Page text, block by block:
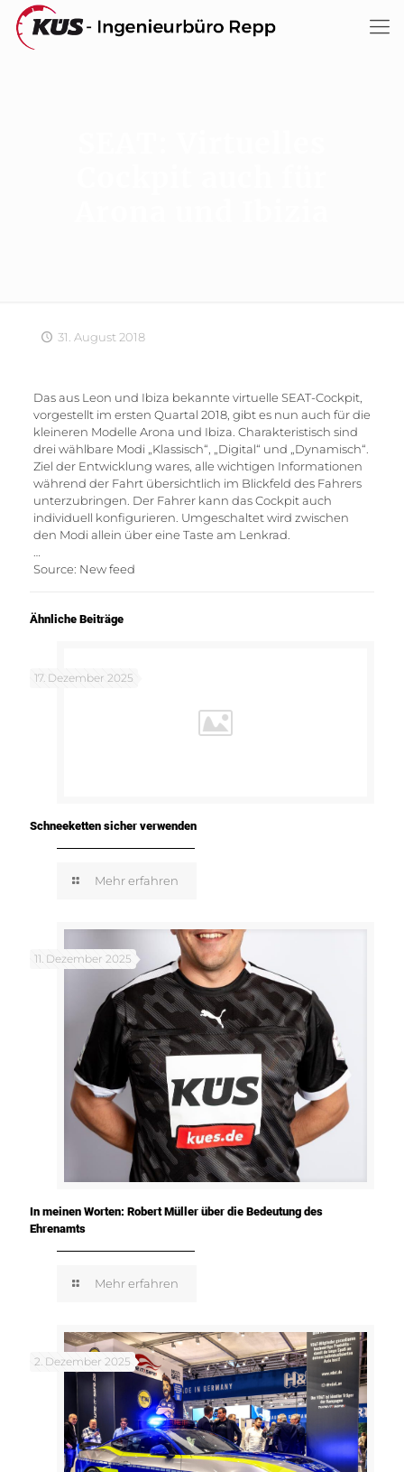
31. August 2018
Das aus Leon und Ibiza bekannte virtuelle SEAT-Cockpit,
vorgestellt im ersten Quartal 2018, gibt es nun auch für die
kleineren Modelle Arona und Ibiza. Charakteristisch sind
drei wählbare Modi „Klassisch“, „Digital“ und „Dynamisch“.
Ziel der Entwicklung wares, alle wichtigen Informationen
während der Fahrt übersichtlich im Blickfeld des Fahrers
unterzubringen. Der Fahrer kann das Cockpit auch
individuell konfigurieren. Umgeschaltet wird zwischen
den Modi allein über eine Taste am Lenkrad.
Source: New feed
Ähnliche Beiträge
17. Dezember 2025
Schneeketten sicher verwenden
Mehr erfahren
11. Dezember 2025
In meinen Worten: Robert Müller über die Bedeutung des
Ehrenamts
Mehr erfahren
2. Dezember 2025